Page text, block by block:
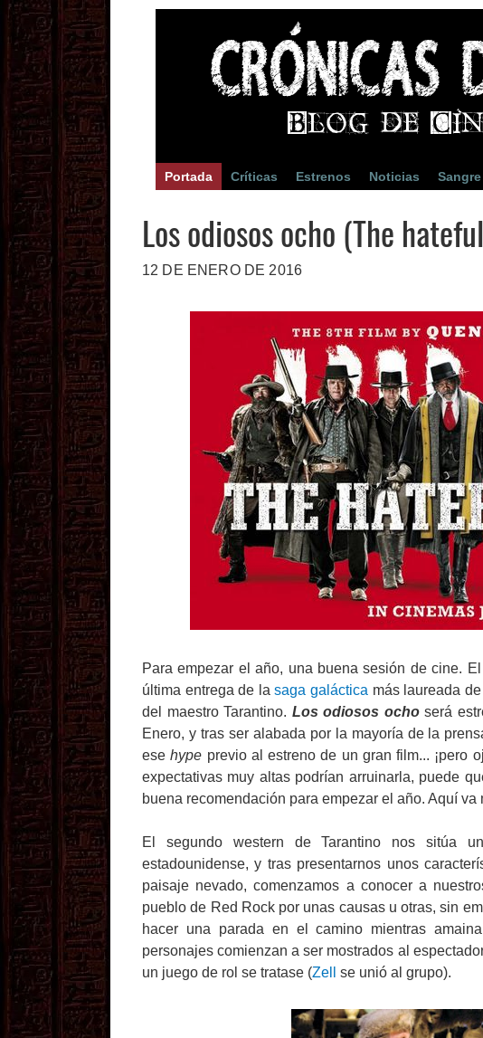
Portada Críticas Estrenos Noticias
Los odiosos ocho (The
12 DE ENERO DE 2016
Para empezar el año, una buena sesión de cine.
última entrega de lasaga galáctica más laureada
del maestro Tarantino. Los odiosos ochoserá
Enero, y tras ser alabada por la mayoría de la
esehype previo al estreno de un gran film... ¡pero
expectativas muy altas podrían arruinarla, puede
buena recomendación para empezar el año. Aquí va
El segundo western de Tarantino nos sitúa
estadounidense, y tras presentarnos unos
paisaje nevado, comenzamos a conocer a
pueblo de Red Rock por unas causas u otras, sin
hacer una parada en el camino mientras
personajes comienzan a ser mostrados al
un juego de rol se tratase (Zell se unió al grupo).